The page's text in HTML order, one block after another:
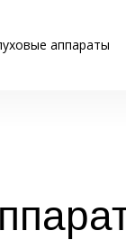
аппараты